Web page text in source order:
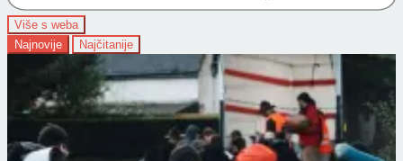
Više s weba
Najnovije
Najčitanije